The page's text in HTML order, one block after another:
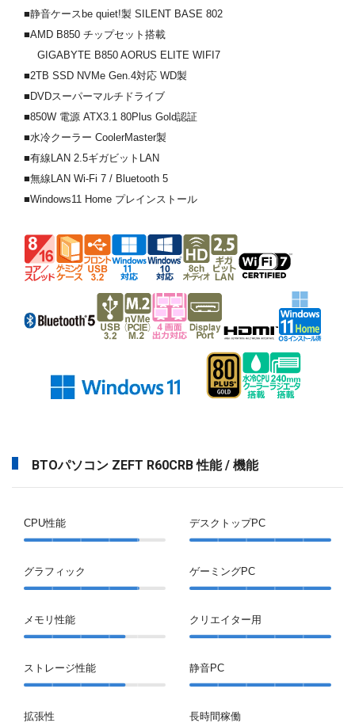
■静音ケースbe quiet!製 SILENT BASE 802
■AMD B850 チップセット搭載
GIGABYTE B850 AORUS ELITE WIFI7
■2TB SSD NVMe Gen.4対応 WD製
■DVDスーパーマルチドライブ
■850W 電源 ATX3.1 80Plus Gold認証
■水冷クーラー CoolerMaster製
■有線LAN 2.5ギガビットLAN
■無線LAN Wi-Fi 7 / Bluetooth 5
■Windows11 Home プレインストール
BTOパソコン ZEFT R60CRB 性能 / 機能
CPU性能
グラフィック
メモリ性能
ストレージ性能
拡張性
デスクトップPC
ゲーミングPC
クリエイター用
静音PC
長時間稼働